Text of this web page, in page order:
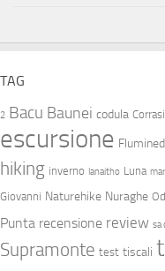
TAG
2 Bacu Baunei codula Corrasi
escursione
hiking inverno lanaitho Luna
Giovanni Naturehike Nuraghe
Punta recensione review sa
Supramonte test tiscali